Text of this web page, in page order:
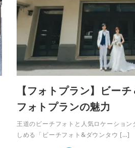
【フォトプラン】ビー
フォトプランの魅力
王道のビーチフォトと人気ロケーショ
しめる「ビーチフォト&ダウンタウ […]